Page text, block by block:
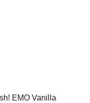
EMO Vanilla